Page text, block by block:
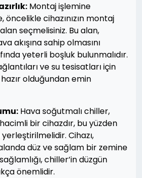
Montaj işlemine
cihazınızın montaj
seçmelisiniz. Bu alan,
akışına sahip olmasını
yeterli boşluk bulunmalıdır.
ve su tesisatları için
olduğundan emin
Hava soğutmalı chiller,
bir cihazdır, bu yüzden
Cihazı,
düz ve sağlam bir zemine
chiller’in düzgün
önemlidir.